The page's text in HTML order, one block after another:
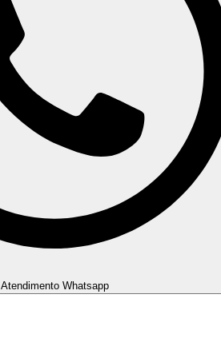
Atendimento Whatsapp